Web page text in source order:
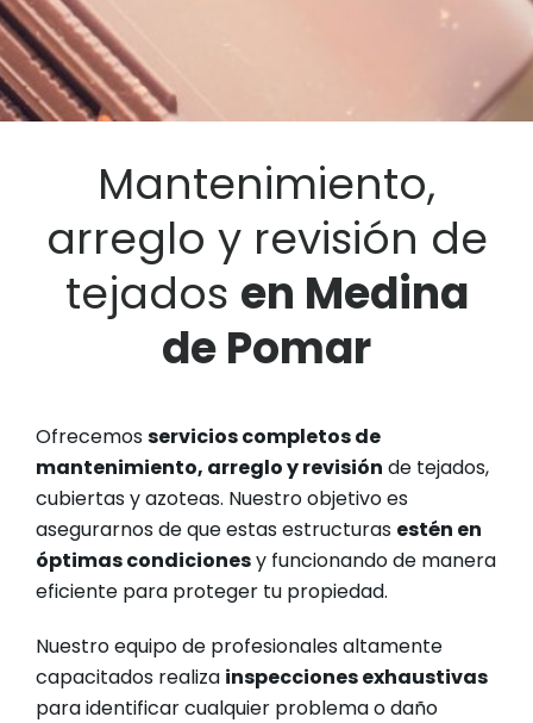
Mantenimiento,
arreglo y revisión de
tejados en Medina
de Pomar
Ofrecemosservicios completos de
mantenimiento, arreglo y revisión de tejados,
cubiertas y azoteas. Nuestro objetivo es
asegurarnos de que estas estructuras estén en
óptimas condicionesy funcionando de manera
eficiente para proteger tu propiedad.
Nuestro equipo de profesionales altamente
capacitados realiza inspecciones exhaustivas
para identificar cualquier problema o daño